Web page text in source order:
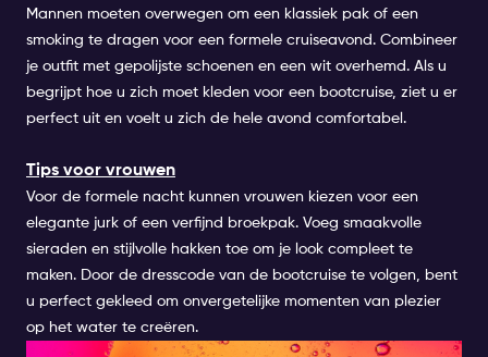
Mannen moeten overwegen om een klassiek pak of een
smoking te dragen voor een formele cruiseavond. Combineer
je outfit met gepolijste schoenen en een wit overhemd. Als u
begrijpt hoe u zich moet kleden voor een bootcruise, ziet u er
perfect uit en voelt u zich de hele avond comfortabel.
Tips voor vrouwen
Voor de formele nacht kunnen vrouwen kiezen voor een
elegante jurk of een verfijnd broekpak. Voeg smaakvolle
sieraden en stijlvolle hakken toe om je look compleet te
maken. Door de dresscode van de bootcruise te volgen, bent
u perfect gekleed om onvergetelijke momenten van plezier
op het water te creëren.